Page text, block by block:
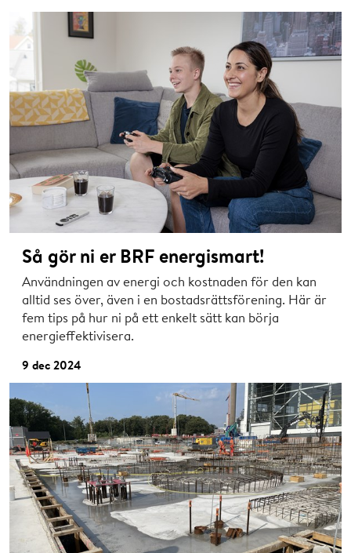
Så gör ni er BRF energismart!
Användningen av energi och kostnaden för den kan
alltid ses över, även i en bostadsrättsförening. Här är
fem tips på hur ni på ett enkelt sätt kan börja
energieffektivisera.
9 dec 2024